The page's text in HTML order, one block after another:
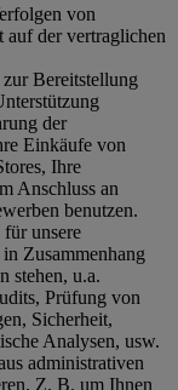
von
auf der vertraglichen
Bereitstellung
der
Einkäufe von
Ihre
Anschluss an
benutzen.
unsere
Zusammenhang
stehen, u.a.
Prüfung von
Sicherheit,
Analysen, usw.
administrativen
Z. B. um Ihnen